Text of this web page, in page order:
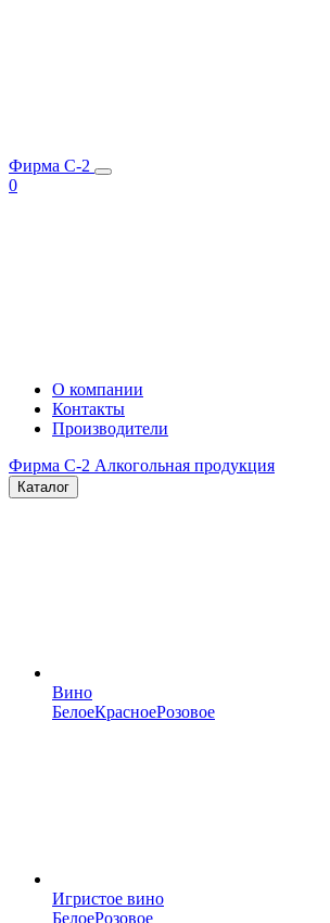
Фирма C-2
0
О компании
Контакты
Производители
Фирма C-2 Алкогольная продукция
Каталог
Вино
БелоеКрасноеРозовое
Игристое вино
БелоеРозовое